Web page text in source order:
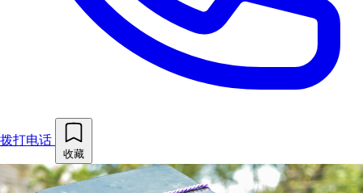
拨打电话
收藏